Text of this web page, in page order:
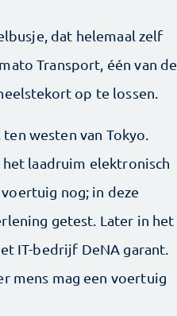
dat helemaal zelf
Transport, één van de
op te lossen.
westen van Tokyo.
het laadruim elektronisch
nog; in deze
getest. Later in het
IT-bedrijf DeNA garant.
mens mag een voertuig